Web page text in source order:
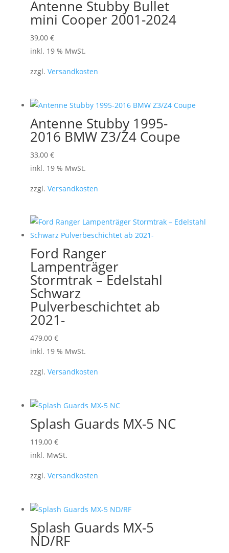
Antenne Stubby Bullet
mini Cooper 2001-2024
39,00 €
inkl. 19 % MwSt.
zzgl. Versandkosten
Antenne Stubby 1995-
2016 BMW Z3/Z4 Coupe
33,00 €
inkl. 19 % MwSt.
zzgl. Versandkosten
Ford Ranger
Lampenträger
Stormtrak – Edelstahl
Schwarz
Pulverbeschichtet ab
2021-
479,00 €
inkl. 19 % MwSt.
zzgl. Versandkosten
Splash Guards MX-5 NC
119,00 €
mehrere
auf.
Optionen
inkl. MwSt.
zzgl. Versandkosten
Splash Guards MX-5
ND/RF